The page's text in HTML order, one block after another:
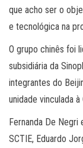
que acho ser o
e tecnológica na
O grupo chinês foi
subsidiária da
integrantes do
unidade vinculada
Fernanda De
SCTIE, Eduardo